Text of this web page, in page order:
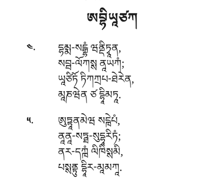
ཨབྷིཡཱཙཀ
༤. དྷམྨ-སངྒྷཾཝནྡིཏྭཱན,
སབྦ-ལོཀསྶ ནཱཡཀཾ;
ཡཱཙིཏོ ཏིཀཀྲཔ-ཐེརེན,
མཱཎཝེན ཙ དྷཱིམཏཱ.
༥. ཨུཏྟཱནམེཝ སངྑེཔཾ,
ནཱནཱ-སཏྠ-སུདྷཱརིཏཾ;
ནར-དཀྑཾ ལིཁིསྶམི,
པསྶནྟུ དྷཱིར-མཱམཀཱ.